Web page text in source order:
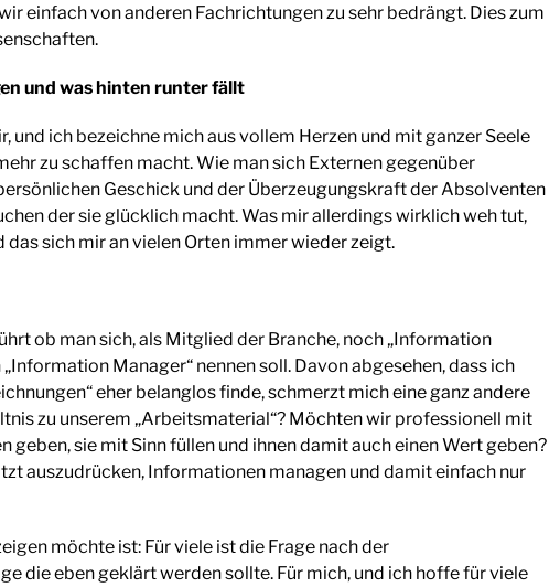
einfach von anderen Fachrichtungen zu sehr bedrängt. Dies zum
und was hinten runter fällt
und ich bezeichne mich aus vollem Herzen und mit ganzer Seele
zu schaffen macht. Wie man sich Externen gegenüber
Geschick und der Überzeugungskraft der Absolventen
der sie glücklich macht. Was mir allerdings wirklich weh tut,
sich mir an vielen Orten immer wieder zeigt.
ob man sich, als Mitglied der Branche, noch „Information
Manager“ nennen soll. Davon abgesehen, dass ich
eher belanglos finde, schmerzt mich eine ganz andere
zu unserem „Arbeitsmaterial“? Möchten wir professionell mit
geben, sie mit Sinn füllen und ihnen damit auch einen Wert geben?
auszudrücken, Informationen managen und damit einfach nur
möchte ist: Für viele ist die Frage nach der
die eben geklärt werden sollte. Für mich, und ich hoffe für viele